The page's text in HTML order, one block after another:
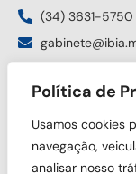
Política de
Usamos cookies
navegação,
analisar nosso
(34) 3631-5750